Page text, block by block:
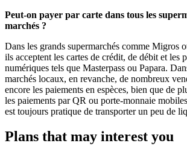
Peut-on payer par carte dans tous les
marchés ?
Dans les grands supermarchés comme Migros
ils acceptent les cartes de crédit, de débit et les
numériques tels que Masterpass ou Papara.
marchés locaux, en revanche, de nombreux
encore les paiements en espèces, bien que de
les paiements par QR ou porte-monnaie
est toujours pratique de transporter un peu de
Plans that may interest you